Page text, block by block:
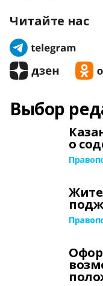
Читайте нас
Выбор
о